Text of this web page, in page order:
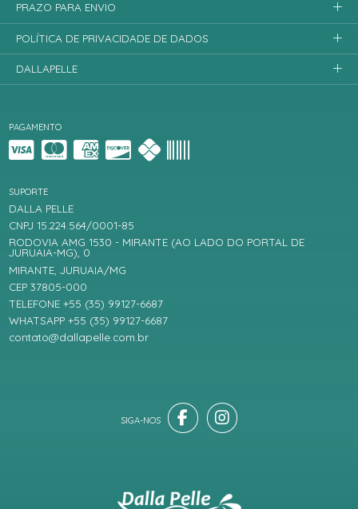
PAGAMENTO
SUPORTE
DALLA PELLE
CNPJ 15.224.564/0001-85
RODOVIA AMG 1530 - MIRANTE (AO LADO DO PORTAL DE
JURUAIA-MG), 0
MIRANTE, JURUAIA/MG
CEP 37805-000
TELEFONE +55 (35) 99127-6687
WHATSAPP +55 (35) 99127-6687
contato@dallapelle.com.br
PRAZO PARA ENVIO
POLÍTICA DE PRIVACIDADE DE DADOS
DALLAPELLE